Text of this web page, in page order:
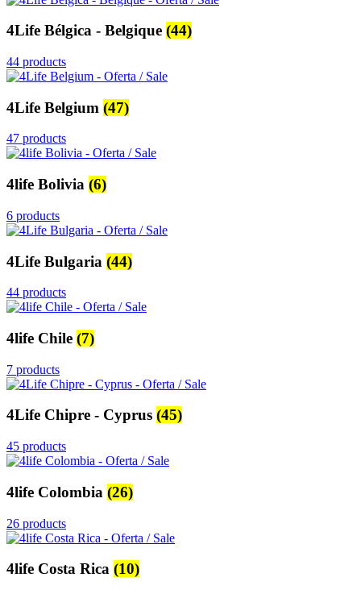
4Life Bélgica - Belgique (44)
44 products
4Life Belgium (47)
47 products
4life Bolivia (6)
6 products
4Life Bulgaria (44)
44 products
4life Chile (7)
7 products
4Life Chipre - Cyprus (45)
45 products
4life Colombia (26)
26 products
4life Costa Rica (10)